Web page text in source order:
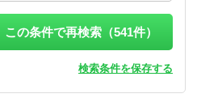
この条件で再検索（541件）
検索条件を保存する